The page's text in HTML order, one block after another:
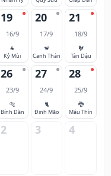
19
16/9
🐐
Kỷ Mùi
20
17/9
🐒
Canh Thân
21
18/9
🐓
Tân Dậu
26
23/9
🐅
Bính Dần
27
24/9
🐈
Đinh Mão
28
25/9
🐉
Mậu Thìn
2 3 4